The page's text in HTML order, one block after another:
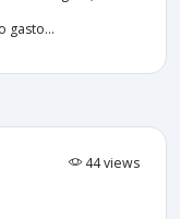
gasto...
44 views